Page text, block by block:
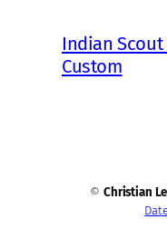
Indian Scout
Custom
© Christian